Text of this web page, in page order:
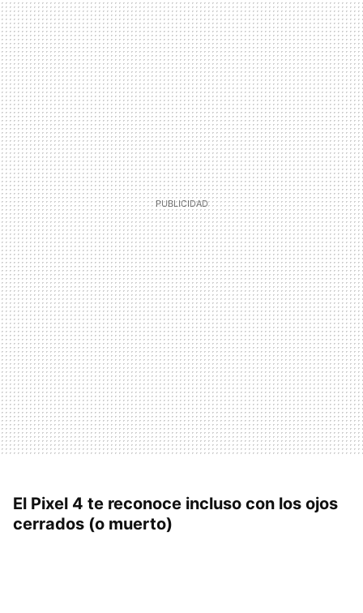
El Pixel 4 te reconoce incluso con los ojos
cerrados (o muerto)